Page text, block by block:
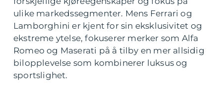
ulike markedssegmenter. Mens Ferrari og
Lamborghini er kjent for sin eksklusivitet og
ekstreme ytelse, fokuserer merker som Alfa
Romeo og Maserati på å tilby en mer allsidig
bilopplevelse som kombinerer luksus og
sportslighet.